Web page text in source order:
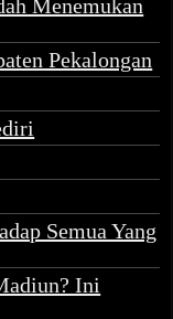
Menemukan
Pekalongan
Semua Yang
Ini